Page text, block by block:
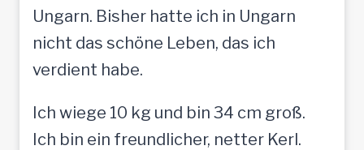
Ungarn. Bisher hatte ich in Ungarn
nicht das schöne Leben, das ich
verdient habe.
Ich wiege 10 kg und bin 34 cm groß.
Ich bin ein freundlicher, netter Kerl.